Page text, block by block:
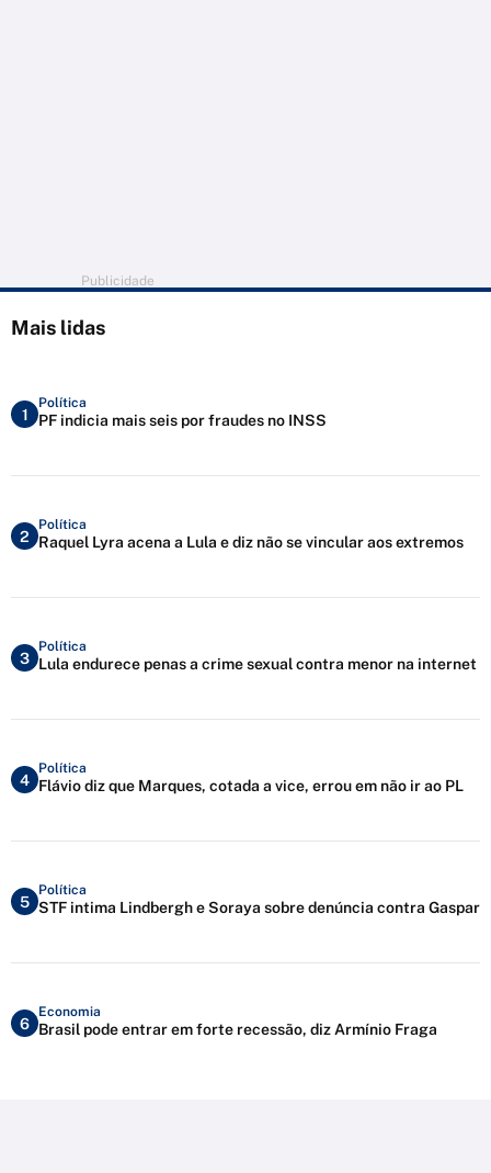
Publicidade
Mais lidas
1
Política
PF indicia mais seis por fraudes no INSS
2
Política
Raquel Lyra acena a Lula e diz não se vincular aos extremos
3
Política
Lula endurece penas a crime sexual contra menor na internet
4
Política
Flávio diz que Marques, cotada a vice, errou em não ir ao PL
5
Política
STF intima Lindbergh e Soraya sobre denúncia contra Gaspar
6
Economia
Brasil pode entrar em forte recessão, diz Armínio Fraga